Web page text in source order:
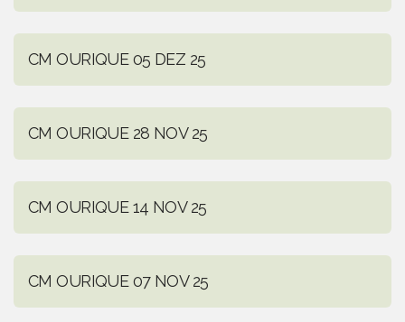
CM OURIQUE 05 DEZ 25
CM OURIQUE 28 NOV 25
CM OURIQUE 14 NOV 25
CM OURIQUE 07 NOV 25